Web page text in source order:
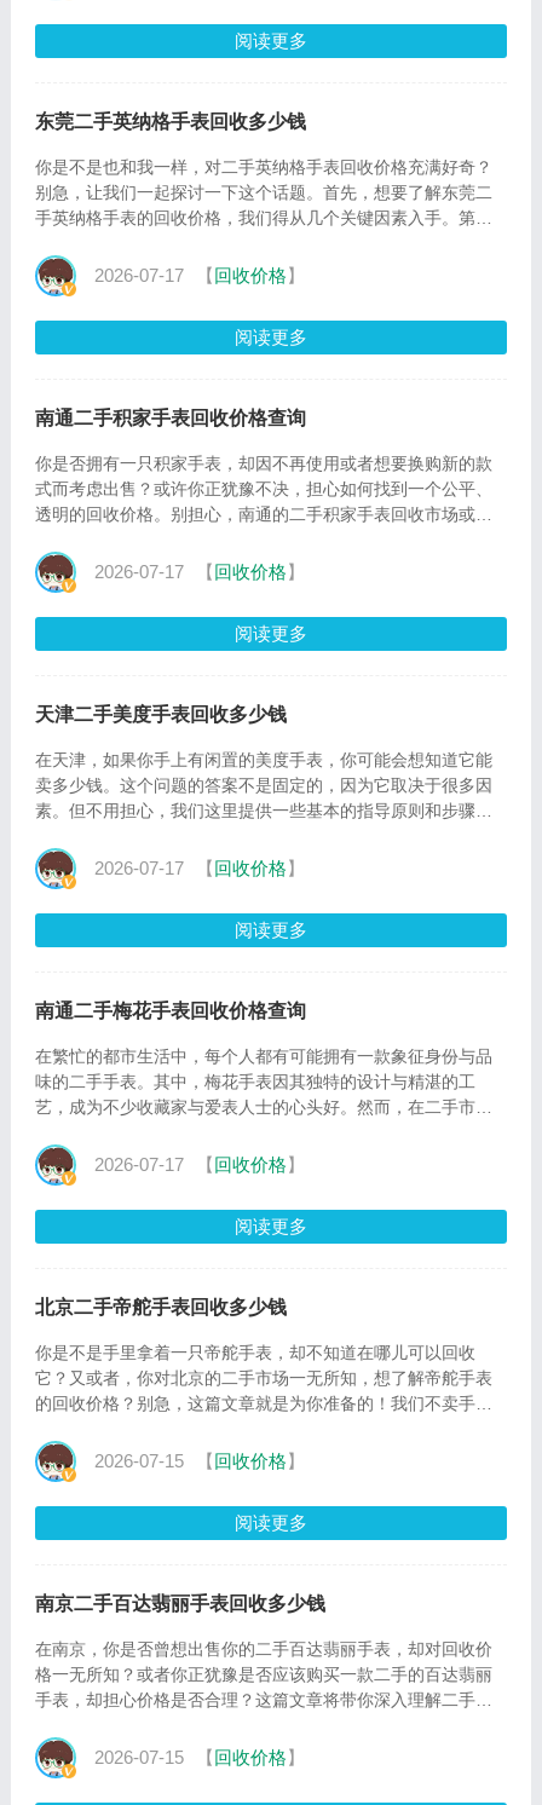
阅读更多
东莞二手英纳格手表回收多少钱
你是不是也和我一样，对二手英纳格手表回收价格充满好奇？
别急，让我们一起探讨一下这个话题。首先，想要了解东莞二
手英纳格手表的回收价格，我们得从几个关键因素入手。第
2026-07-17 【回收价格】
阅读更多
南通二手积家手表回收价格查询
你是否拥有一只积家手表，却因不再使用或者想要换购新的款
式而考虑出售？或许你正犹豫不决，担心如何找到一个公平、
透明的回收价格。别担心，南通的二手积家手表回收市场或许
2026-07-17 【回收价格】
阅读更多
天津二手美度手表回收多少钱
在天津，如果你手上有闲置的美度手表，你可能会想知道它能
卖多少钱。这个问题的答案不是固定的，因为它取决于很多因
素。但不用担心，我们这里提供一些基本的指导原则和步骤，
2026-07-17 【回收价格】
阅读更多
南通二手梅花手表回收价格查询
在繁忙的都市生活中，每个人都有可能拥有一款象征身份与品
味的二手手表。其中，梅花手表因其独特的设计与精湛的工
艺，成为不少收藏家与爱表人士的心头好。然而，在二手市场
2026-07-17 【回收价格】
阅读更多
北京二手帝舵手表回收多少钱
你是不是手里拿着一只帝舵手表，却不知道在哪儿可以回收
它？又或者，你对北京的二手市场一无所知，想了解帝舵手表
的回收价格？别急，这篇文章就是为你准备的！我们不卖手
2026-07-15 【回收价格】
阅读更多
南京二手百达翡丽手表回收多少钱
在南京，你是否曾想出售你的二手百达翡丽手表，却对回收价
格一无所知？或者你正犹豫是否应该购买一款二手的百达翡丽
手表，却担心价格是否合理？这篇文章将带你深入理解二手百
2026-07-15 【回收价格】